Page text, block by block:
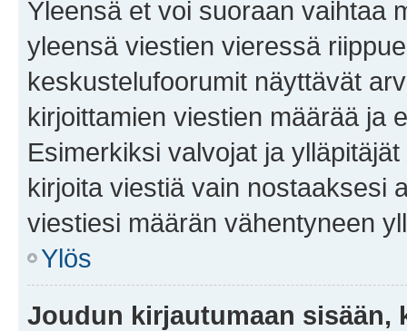
Yleensä et voi suoraan vaihtaa
yleensä viestien vieressä
keskustelufoorumit näyttävät
kirjoittamien viestien määrää ja
Esimerkiksi valvojat ja
kirjoita viestiä vain nostaaksesi
viestiesi määrän vähentyneen
Ylös
Joudun kirjautumaan sisään,